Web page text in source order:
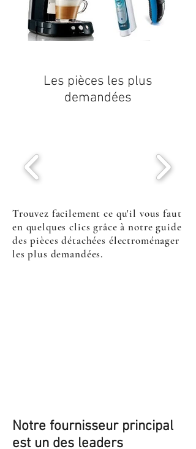
Les pièces les plus
demandées
Trouvez facilement ce qu'il vous faut
en quelques clics grâce à notre guide
des pièces détachées électroménager
les plus demandées.
Notre fournisseur principal
est un des leaders